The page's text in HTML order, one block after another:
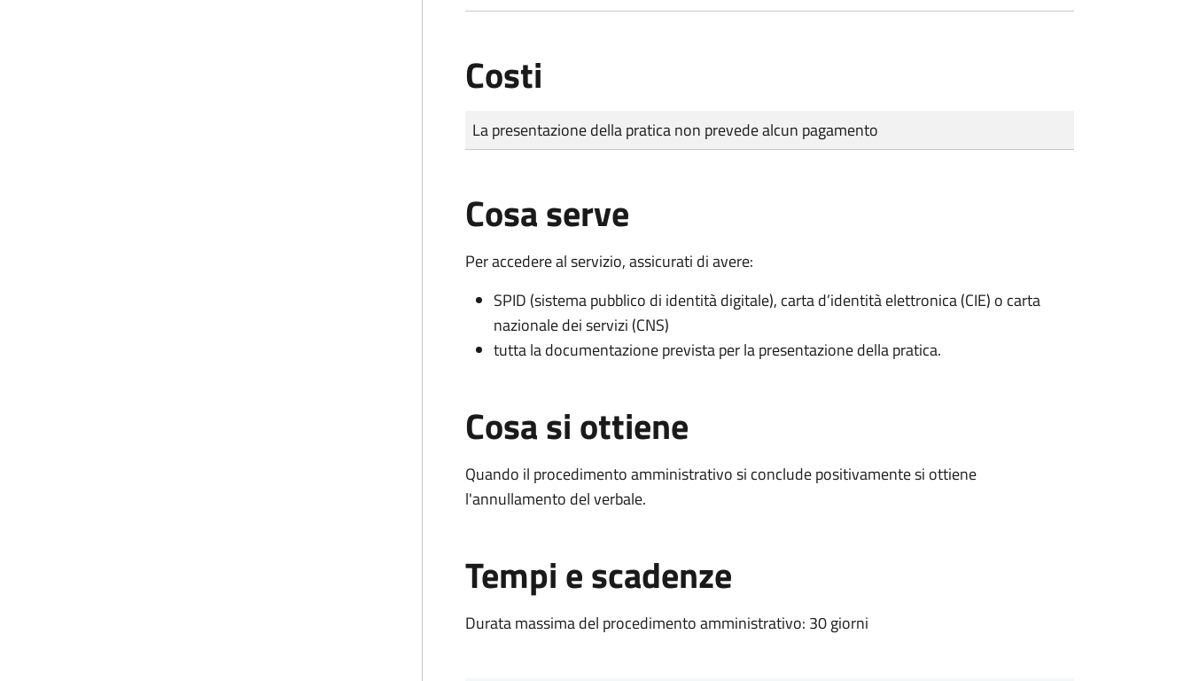
Costi
Tipo di pagamento
Importo
La presentazione della pratica non prevede alcun pagamento
Cosa serve
Per accedere al servizio, assicurati di avere:
SPID (sistema pubblico di identità digitale), carta d’identità elettronica (CIE) o carta
nazionale dei servizi (CNS)
tutta la documentazione prevista per la presentazione della pratica.
Cosa si ottiene
Quando il procedimento amministrativo si conclude positivamente si ottiene
l'annullamento del verbale.
Tempi e scadenze
Durata massima del procedimento amministrativo: 30 giorni